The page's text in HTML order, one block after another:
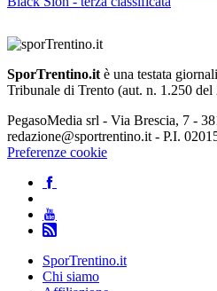
SporTrentino.it è una testata
Tribunale di Trento (aut. n. 1.250 del
PegasoMedia srl - Via Brescia, 7 -
redazione@sportrentino.it - P.I.
Preferenze cookie
SporTrentino.it
Chi siamo